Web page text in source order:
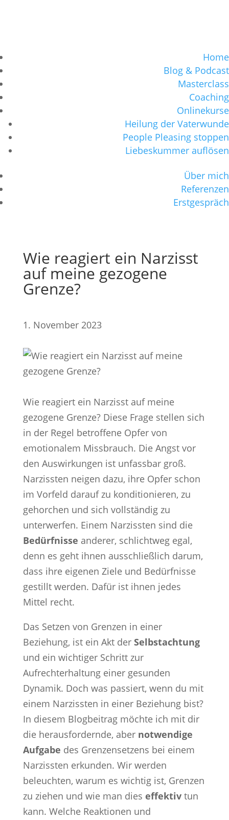
Home
Blog & Podcast
Masterclass
Coaching
Onlinekurse
Heilung der Vaterwunde
People Pleasing stoppen
Liebeskummer auflösen
Über mich
Referenzen
Erstgespräch
Wie reagiert ein Narzisst
auf meine gezogene
Grenze?
1. November 2023
Wie reagiert ein Narzisst auf meine
gezogene Grenze? Diese Frage stellen sich
in der Regel betroffene Opfer von
emotionalem Missbrauch. Die Angst vor
den Auswirkungen ist unfassbar groß.
Narzissten neigen dazu, ihre Opfer schon
im Vorfeld darauf zu konditionieren, zu
gehorchen und sich vollständig zu
unterwerfen. Einem Narzissten sind die
Bedürfnisse anderer, schlichtweg egal,
denn es geht ihnen ausschließlich darum,
dass ihre eigenen Ziele und Bedürfnisse
gestillt werden. Dafür ist ihnen jedes
Mittel recht.
Das Setzen von Grenzen in einer
Beziehung, ist ein Akt der Selbstachtung
und ein wichtiger Schritt zur
Aufrechterhaltung einer gesunden
Dynamik. Doch was passiert, wenn du mit
einem Narzissten in einer Beziehung bist?
In diesem Blogbeitrag möchte ich mit dir
die herausfordernde, aber notwendige
Aufgabe des Grenzensetzens bei einem
Narzissten erkunden. Wir werden
beleuchten, warum es wichtig ist, Grenzen
zu ziehen und wie man dies effektivtun
kann. Welche Reaktionen und